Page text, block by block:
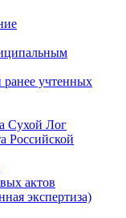
ранее учтенных
Сухой Лог
Российской
актов
экспертиза)